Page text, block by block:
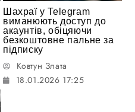
Шахраї у Telegram
виманюють доступ до
акаунтів, обіцяючи
безкоштовне пальне за
підписку
Ковтун Злата
18.01.2026 17:25